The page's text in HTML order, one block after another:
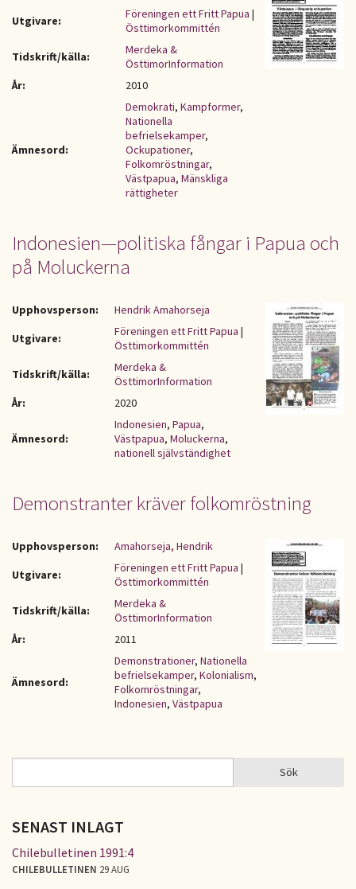
Utgivare:
Föreningen ett Fritt Papua |
Östtimorkommittén
Tidskrift/källa:
Merdeka &
ÖsttimorInformation
År:
2010
Ämnesord:
Demokrati, Kampformer,
Nationella
befrielsekamper,
Ockupationer,
Folkomröstningar,
Västpapua, Mänskliga
rättigheter
Indonesien—politiska fångar i Papua och
på Moluckerna
Upphovsperson:
Hendrik Amahorseja
Utgivare:
Föreningen ett Fritt Papua |
Östtimorkommittén
Tidskrift/källa:
Merdeka &
ÖsttimorInformation
År:
2020
Ämnesord:
Indonesien, Papua,
Västpapua, Moluckerna,
nationell självständighet
Demonstranter kräver folkomröstning
Upphovsperson:
Amahorseja, Hendrik
Utgivare:
Föreningen ett Fritt Papua |
Östtimorkommittén
Tidskrift/källa:
Merdeka &
ÖsttimorInformation
År:
2011
Ämnesord:
Demonstrationer, Nationella
befrielsekamper, Kolonialism,
Folkomröstningar,
Indonesien, Västpapua
SÖKFORMULÄR Sök
SENAST INLAGT
Chilebulletinen 1991:4
CHILEBULLETINEN 29 AUG